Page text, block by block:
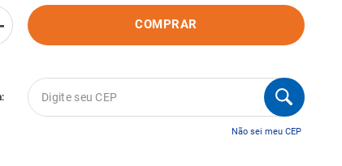
COMPRAR
Não sei meu CEP